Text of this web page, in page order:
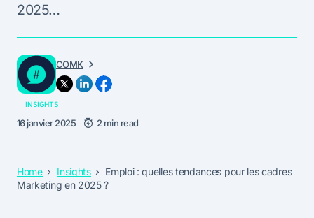
2025…
COMK
INSIGHTS
16 janvier 2025 2 min read
Home Insights
Emploi : quelles tendances pour les cadres
Marketing en 2025 ?